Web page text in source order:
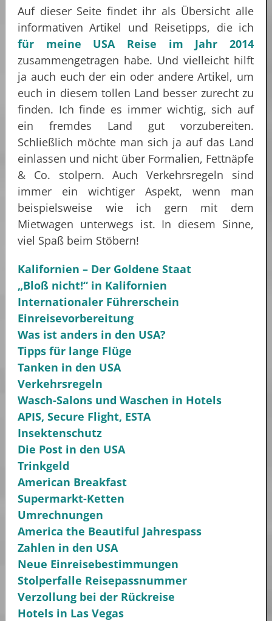
Auf dieser Seite findet ihr als Übersicht alle
informativen Artikel und Reisetipps, die ich
für meine USA Reise im Jahr 2014
zusammengetragen habe. Und vielleicht hilft
ja auch euch der ein oder andere Artikel, um
euch in diesem tollen Land besser zurecht zu
finden. Ich finde es immer wichtig, sich auf
ein fremdes Land gut vorzubereiten.
Schließlich möchte man sich ja auf das Land
einlassen und nicht über Formalien, Fettnäpfe
& Co. stolpern. Auch Verkehrsregeln sind
immer ein wichtiger Aspekt, wenn man
beispielsweise wie ich gern mit dem
Mietwagen unterwegs ist. In diesem Sinne,
viel Spaß beim Stöbern!
Kalifornien – Der Goldene Staat
„Bloß nicht!“ in Kalifornien
Internationaler Führerschein
Einreisevorbereitung
Was ist anders in den USA?
Tipps für lange Flüge
Tanken in den USA
Verkehrsregeln
Wasch-Salons und Waschen in Hotels
APIS, Secure Flight, ESTA
Insektenschutz
Die Post in den USA
Trinkgeld
American Breakfast
Supermarkt-Ketten
Umrechnungen
America the Beautiful Jahrespass
Zahlen in den USA
Neue Einreisebestimmungen
Stolperfalle Reisepassnummer
Verzollung bei der Rückreise
Hotels in Las Vegas